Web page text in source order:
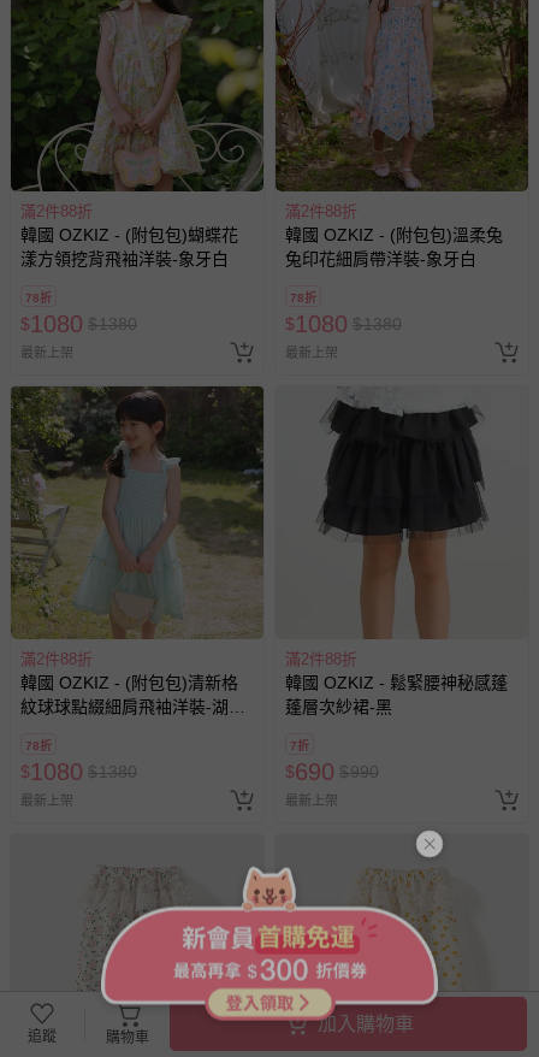
滿2件88折
韓國 OZKIZ - (附包包)蝴蝶花
漾方領挖背飛袖洋裝-象牙白
78折
$1080 $1380
最新上架
滿2件88折
韓國 OZKIZ - (附包包)溫柔兔
兔印花細肩帶洋裝-象牙白
78折
$1080 $1380
最新上架
滿2件88折
韓國 OZKIZ - (附包包)清新格
紋球球點綴細肩飛袖洋裝-湖水
78折
$1080 $1380
最新上架
滿2件88折
韓國 OZKIZ - 鬆緊腰神秘感蓬
蓬層次紗裙-黑
7折
$690 $990
最新上架
追蹤 購物車
加入購物車